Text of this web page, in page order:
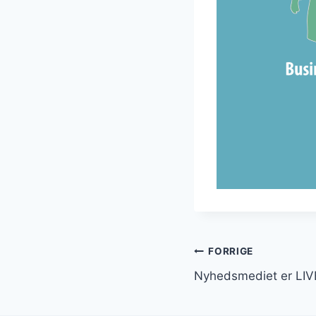
FORRIGE
Nyhedsmediet er